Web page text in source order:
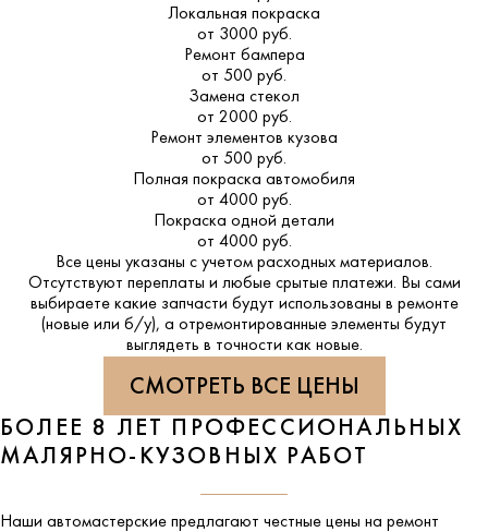
Локальная покраска
от 3000 руб.
Ремонт бампера
от 500 руб.
Замена стекол
от 2000 руб.
Ремонт элементов кузова
от 500 руб.
Полная покраска автомобиля
от 4000 руб.
Покраска одной детали
от 4000 руб.
Все цены указаны с учетом расходных материалов.
Отсутствуют переплаты и любые срытые платежи. Вы сами
выбираете какие запчасти будут использованы в ремонте
(новые или б/у), а отремонтированные элементы будут
выглядеть в точности как новые.
СМОТРЕТЬ ВСЕ ЦЕНЫ
БОЛЕЕ 8 ЛЕТ ПРОФЕССИОНАЛЬНЫХ
МАЛЯРНО-КУЗОВНЫХ РАБОТ
Наши автомастерские предлагают честные цены на ремонт